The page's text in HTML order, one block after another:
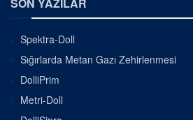
SON YAZILAR
Spektra-Doll
Sığırlarda Metan Gazı Zehirlenmesi
DolliPrim
Metri-Doll